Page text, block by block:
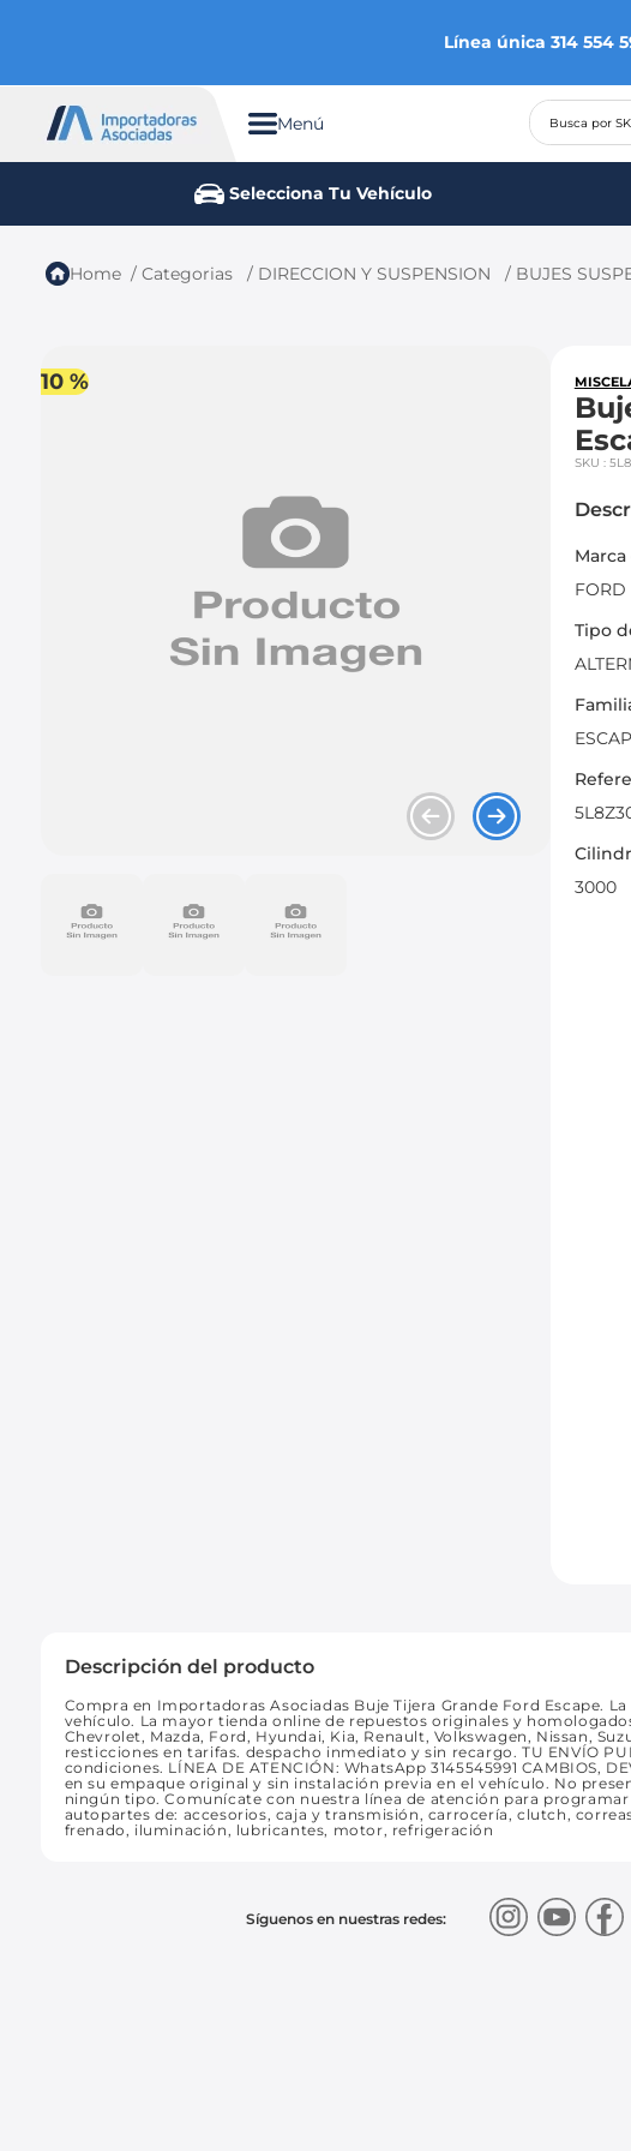
Línea única 314 554
Menú
Busca por
Selecciona Tu Vehículo
Categorias DIRECCION Y SUSPENSION BUJES
10 %
SKU :
FORD
Tipo
3000
Descripción del producto
Compra en Importadoras Asociadas Buje Tijera Grande Ford Escape.
vehículo. La mayor tienda online de repuestos originales y
Chevrolet, Mazda, Ford, Hyundai, Kia, Renault, Volkswagen, Nissan,
resticciones en tarifas. despacho inmediato y sin recargo. TU ENVÍO
condiciones. LÍNEA DE ATENCIÓN: WhatsApp 3145545991 CAMBIOS,
en su empaque original y sin instalación previa en el vehículo. No
ningún tipo. Comunícate con nuestra línea de atención para
autopartes de: accesorios, caja y transmisión, carrocería, clutch,
frenado, iluminación, lubricantes, motor, refrigeración
Síguenos en nuestras redes:
TÉRMINOS MÁS BUSCADOS
chevrolet
spark gt